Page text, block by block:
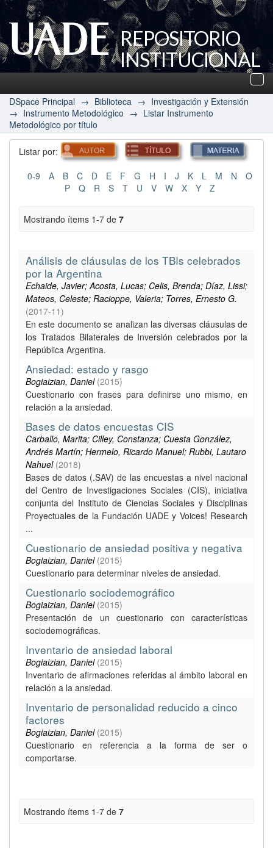
REPOSITORIO
INSTITUCIONAL
UADE
DSpace Principal → Biblioteca → Investigación y Extensión
→ Instrumento Metodológico → Listar Instrumento
Metodológico por título
Listar por:
0-9 A B C D E F G H I J K L M N
O
P
Q R S T U V W X Y Z
Mostrando ítems 1-7 de 7
Análisis de cláusulas de los TBIs celebrados
por la Argentina
Echaide, Javier; Acosta, Lucas; Celis, Brenda; Díaz, Lissi;
Mateos, Celeste; Racioppe, Valeria; Torres, Ernesto G.
(2017-11)
En este documento se analizan las diversas cláusulas de
los Tratados Bilaterales de Inversión celebrados por la
República Argentina.
Ansiedad: estado y rasgo
Bogiaizian, Daniel (2015)
Cuestionario con frases para definirse uno mismo, en
relación a la ansiedad.
Bases de datos encuestas CIS
Carballo, Marita; Cilley, Constanza; Cuesta González,
Andrés Martín; Hermelo, Ricardo Manuel; Rubbi, Lautaro
Nahuel (2018)
Bases de datos (.SAV) de las encuestas a nivel nacional
del Centro de Investigaciones Sociales (CIS), iniciativa
conjunta del Instituto de Ciencias Sociales y Disciplinas
Proyectuales de la Fundación UADE y Voices! Research
...
Cuestionario de ansiedad positiva y negativa
Bogiaizian, Daniel (2015)
Cuestionario para determinar niveles de ansiedad.
Cuestionario sociodemográfico
Bogiaizian, Daniel (2015)
Presentación de un cuestionario con características
sociodemográficas.
Inventario de ansiedad laboral
Bogiaizian, Daniel (2015)
Inventario de afirmaciones referidas al ámbito laboral en
relación a la ansiedad.
Inventario de personalidad reducido a cinco
factores
Bogiaizian, Daniel (2015)
Cuestionario en referencia a la forma de ser o
comportarse.
Mostrando ítems 1-7 de 7